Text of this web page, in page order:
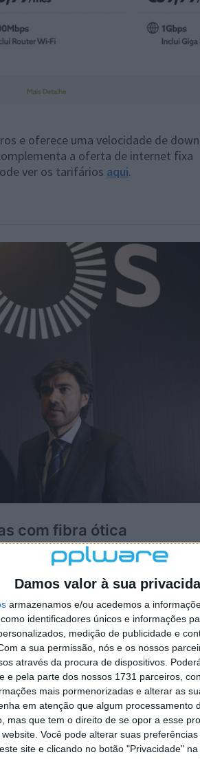
Damos valor à sua
armazenamos e/ou acedemos a
identificadores únicos e informações
medição de publicidade e
a sua permissão, nós e os nossos
através da procura de dispositivos.
e pela parte dos nossos 1731 parceiros,
mais pormenorizadas e alterar as
em atenção que algum processamento
mas que tem o direito de se opor a esse
Você pode alterar suas
site e clicando no botão "Privacidade"
e oferece uma velocidade de
a oferta de internet fixa
ver os tarifários aqui.
mais de um ano